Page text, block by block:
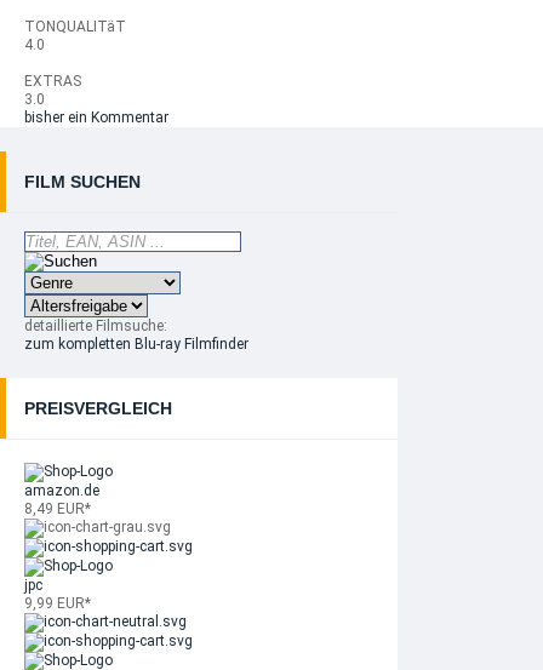
TONQUALITäT
4.0
EXTRAS
3.0
bisher ein Kommentar
FILM SUCHEN
detaillierte Filmsuche:
zum kompletten Blu-ray Filmfinder
PREISVERGLEICH
amazon.de
8,49 EUR*
jpc
9,99 EUR*